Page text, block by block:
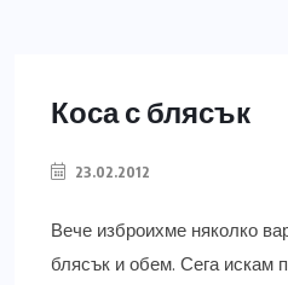
Коса с блясък
23.02.2012
Вече изброихме няколко
блясък и обем. Сега искам